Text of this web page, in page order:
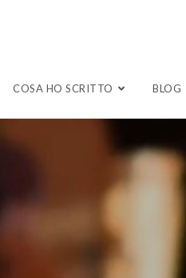
COSA HO SCRITTO BLOG